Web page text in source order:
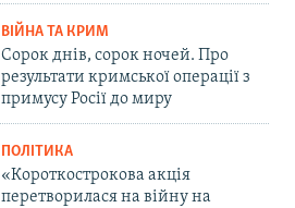
ВІЙНА ТА КРИМ
Сорок днів, сорок ночей. Про
результати кримської операції з
примусу Росії до миру
ПОЛІТИКА
«Короткострокова акція
перетворилася на війну на